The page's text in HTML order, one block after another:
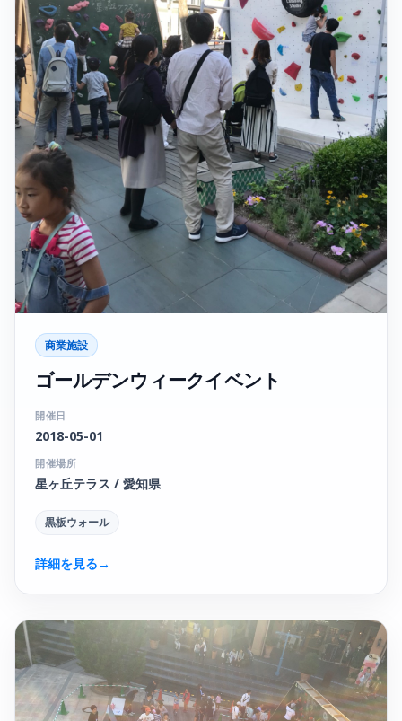
商業施設
ゴールデンウィークイベント
開催日
2018-05-01
開催場所
星ヶ丘テラス / 愛知県
黒板ウォール
詳細を見る→